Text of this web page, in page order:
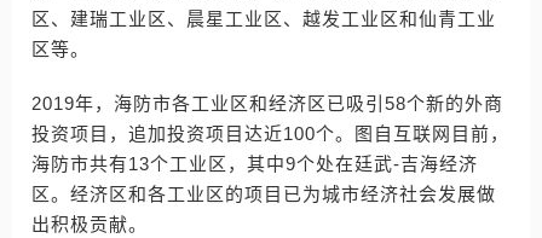
区、建瑞工业区、晨星工业区、越发工业区和仙青工业
区等。
2019年，海防市各工业区和经济区已吸引58个新的外商
投资项目，追加投资项目达近100个。图自互联网目前，
海防市共有13个工业区，其中9个处在廷武-吉海经济
区。经济区和各工业区的项目已为城市经济社会发展做
出积极贡献。